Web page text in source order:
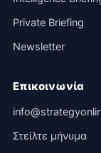
Private Briefing
Newsletter
Επικοινωνία
Στείλτε μήνυμα